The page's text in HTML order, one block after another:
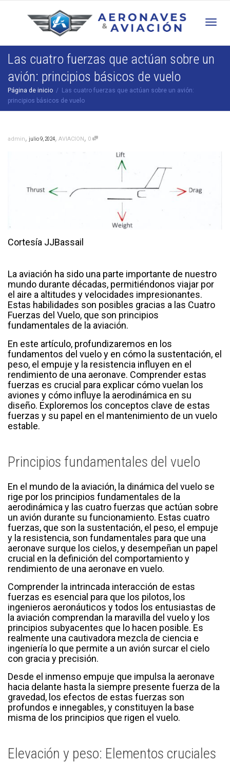
Las cuatro fuerzas que actúan sobre un
avión: principios básicos de vuelo
Página de inicio
Las cuatro fuerzas que actúan sobre un avión:
principios básicos de vuelo
admin, julio 9, 2024, AVIACION, 0
Cortesía JJBassail
La aviación ha sido una parte importante de nuestro
mundo durante décadas, permitiéndonos viajar por
el aire a altitudes y velocidades impresionantes.
Estas habilidades son posibles gracias a las Cuatro
Fuerzas del Vuelo, que son principios
fundamentales de la aviación.
En este artículo, profundizaremos en los
fundamentos del vuelo y en cómo la sustentación, el
peso, el empuje y la resistencia influyen en el
rendimiento de una aeronave. Comprender estas
fuerzas es crucial para explicar cómo vuelan los
aviones y cómo influye la aerodinámica en su
diseño. Exploremos los conceptos clave de estas
fuerzas y su papel en el mantenimiento de un vuelo
estable.
Principios fundamentales del vuelo
En el mundo de la aviación, la dinámica del vuelo se
rige por los principios fundamentales de la
aerodinámica y las cuatro fuerzas que actúan sobre
un avión durante su funcionamiento. Estas cuatro
fuerzas, que son la sustentación, el peso, el empuje
y la resistencia, son fundamentales para que una
aeronave surque los cielos, y desempeñan un papel
crucial en la definición del comportamiento y
rendimiento de una aeronave en vuelo.
Comprender la intrincada interacción de estas
fuerzas es esencial para que los pilotos, los
ingenieros aeronáuticos y todos los entusiastas de
la aviación comprendan la maravilla del vuelo y los
principios subyacentes que lo hacen posible. Es
realmente una cautivadora mezcla de ciencia e
ingeniería lo que permite a un avión surcar el cielo
con gracia y precisión.
Desde el inmenso empuje que impulsa la aeronave
hacia delante hasta la siempre presente fuerza de la
gravedad, los efectos de estas fuerzas son
profundos e innegables, y constituyen la base
misma de los principios que rigen el vuelo.
Elevación y peso: Elementos cruciales